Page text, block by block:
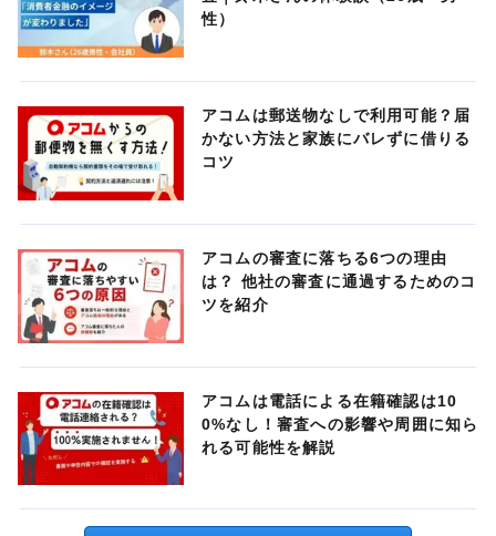
性）
アコムは郵送物なしで利用可能？届
かない方法と家族にバレずに借りる
コツ
アコムの審査に落ちる6つの理由
は？ 他社の審査に通過するためのコ
ツを紹介
アコムは電話による在籍確認は10
0%なし！審査への影響や周囲に知ら
れる可能性を解説